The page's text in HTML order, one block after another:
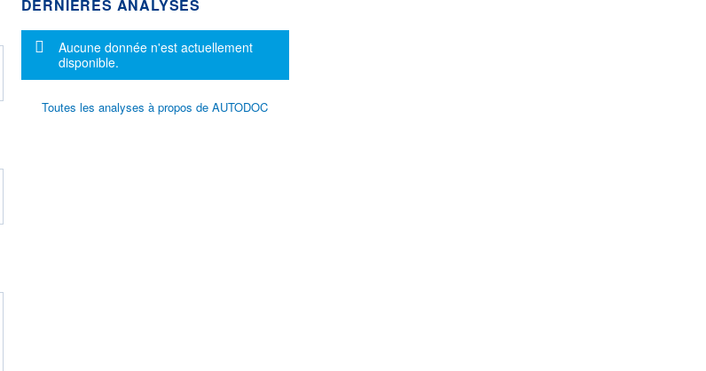
DERNIÈRES ANALYSES
Message d'information
Aucune donnée n'est actuellement
disponible.
Toutes les analyses à propos de AUTODOC